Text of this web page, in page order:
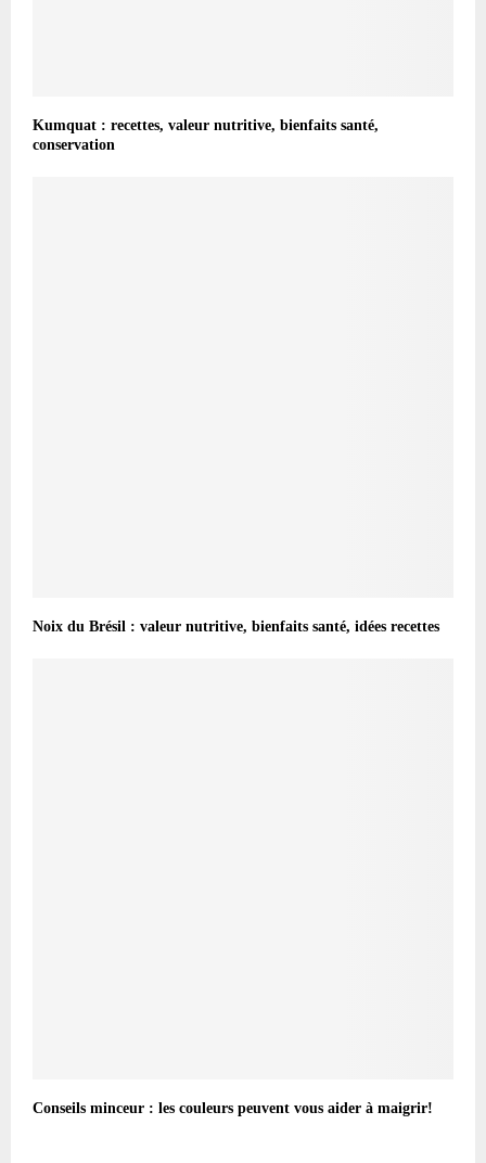
Kumquat : recettes, valeur nutritive, bienfaits santé,
conservation
Noix du Brésil : valeur nutritive, bienfaits santé, idées recettes
Conseils minceur : les couleurs peuvent vous aider à maigrir!